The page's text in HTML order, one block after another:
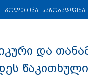
ვიდეო
პოლიტიკა საზოგადოება
და
წაკითხული